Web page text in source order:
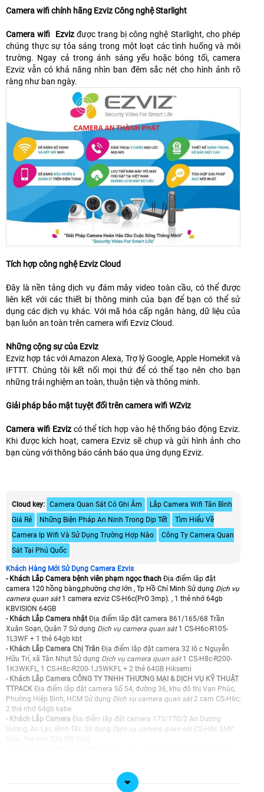
Camera wifi chính hãng Ezviz Công nghệ Starlight
Camera wifi Ezvizđược trang bị công nghệ Starlight, cho phép
chúng thực sự tỏa sáng trong một loạt các tình huống và môi
trường. Ngay cả trong ánh sáng yếu hoặc bóng tối, camera
Ezviz vẫn có khả năng nhìn ban đêm sắc nét cho hình ảnh rõ
ràng như ban ngày.
Tích hợp công nghệ Ezviz Cloud
Đây là nền tảng dịch vụ đám mây video toàn cầu, có thể được
liên kết với các thiết bị thông minh của bạn để bạn có thể sử
dụng các dịch vụ khác. Với mã hóa cấp ngân hàng, dữ liệu của
bạn luôn an toàn trên camera wifi Ezviz Cloud.
Những cộng sự của Ezviz
Ezviz hợp tác với Amazon Alexa, Trợ lý Google, Apple Homekit và
IFTTT. Chúng tôi kết nối mọi thứ để có thể tạo nên cho bạn
những trải nghiệm an toàn, thuận tiện và thông minh.
Giải pháp bảo mật tuyệt đối trên camera wifi WZviz
Camera wifi Ezvizcó thể tích hợp vào hệ thống báo động Ezviz.
Khi được kích hoạt, camera Ezviz sẽ chụp và gửi hình ảnh cho
bạn cùng với thông báo cảnh báo qua ứng dụng Ezviz.
Cloud key: Camera Quan Sát Có Ghi Âm
Lắp Camera Wifi Tân Bình
Giá Rẻ
Những Biện Pháp An Ninh Trong Dịp Tết
Tìm Hiểu Về
Camera Ip Wifi Và Sử Dụng Trường Hợp Nào
Công Ty Camera Quan
Sát Tại Phú Quốc
Khách Hàng Mới Sử Dụng Camera Ezvis
- Khách Lắp Camera bệnh viên phạm ngọc thach Địa điểm lăp đặt
camera 120 hồng bàng,phường chợ lớn , Tp Hồ Chí Minh Sử dụng Dịch vụ
camera quan sát 1 camera ezviz CS-H6c(PrO 3mp). , 1 thẻ nhớ 64gb
KBVISION 64GB
- Khách Lắp Camera nhật Địa điểm lăp đặt camera 861/165/68 Trần
Xuân Soạn, Quận 7 Sử dụng Dịch vụ camera quan sát 1 CS-H6c-R105-
1L3WF + 1 thẻ 64gb kbt
- Khách Lắp Camera Chị Trân Địa điểm lăp đặt camera 32 lô c Nguyễn
Hữu Trí, xã Tân Nhựt Sử dụng Dịch vụ camera quan sát 1 CS-H8c-R200-
1K3WKFL, 1 CS-H8c-R200-1J5WKFL + 2 thẻ 64GB Hiksemi
- Khách Lắp Camera CÔNG TY TNHH THƯƠNG MẠI & DỊCH VỤ KỸ THUẬT
TTPACK Địa điểm lăp đặt camera Số 54, đường 36, khu đô thị Vạn Phúc,
Phường Hiệp Bình, HCM Sử dụng Dịch vụ camera quan sát 2 cam CS-H6c,
2 thẻ nhớ 64gb kabe
- Khách Lắp Camera Địa điểm lăp đặt camera 173/170/2 An Dương
Vương, An Lạc, Bình Tân Sử dụng Dịch vụ camera quan sát CS-H8c 3MP
Địa điểm lăp đặt camera 541/2 Nguyễn
Tri Phương, phường Vườn Lài Q10 Sử dụng